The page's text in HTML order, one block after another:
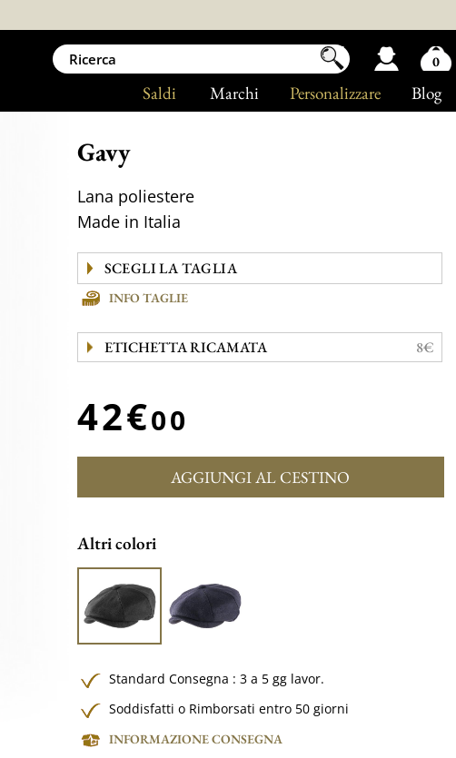
Blog
Personalizzare
Marchi
Saldi
Gavy
Lana poliestere
Made in Italia
INFO TAGLIE
ETICHETTA RICAMATA 8€
42€00
AGGIUNGI AL CESTINO
Altri colori
Standard Consegna : 3 a 5 gg lavor.
Soddisfatti o Rimborsati entro 50 giorni
INFORMAZIONE CONSEGNA
0